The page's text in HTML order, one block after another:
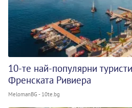
10-те най-популярни
Френската Ривиера
MelomanBG - 10te.bg